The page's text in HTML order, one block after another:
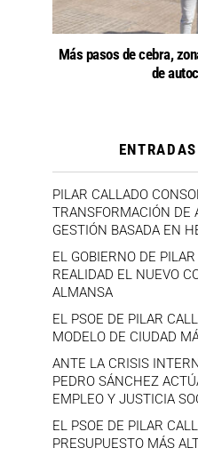
Más pasos de cebra,
de
PILAR CALLADO
TRANSFORMACIÓN DE
GESTIÓN BASADA EN
EL GOBIERNO DE
REALIDAD EL NUEVO
ALMANSA
EL PSOE DE PILAR
MODELO DE CIUDAD
ANTE LA CRISIS
PEDRO SÁNCHEZ
EMPLEO Y JUSTICIA
EL PSOE DE PILAR
PRESUPUESTO MÁS